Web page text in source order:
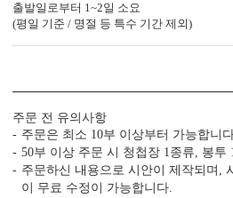
특별한 당신과의 만남을 준비하는
출발일로부터 1~2일 소요
(평일 기준 / 명절 등 특수 기간 제외)
주문 전 유의사항
주문은 최소 10부 이상부터 가능합니
50부 이상 주문 시 청첩장 1종류, 봉투
주문하신 내용으로 시안이 제작되며,
이 무료 수정이 가능합니다.